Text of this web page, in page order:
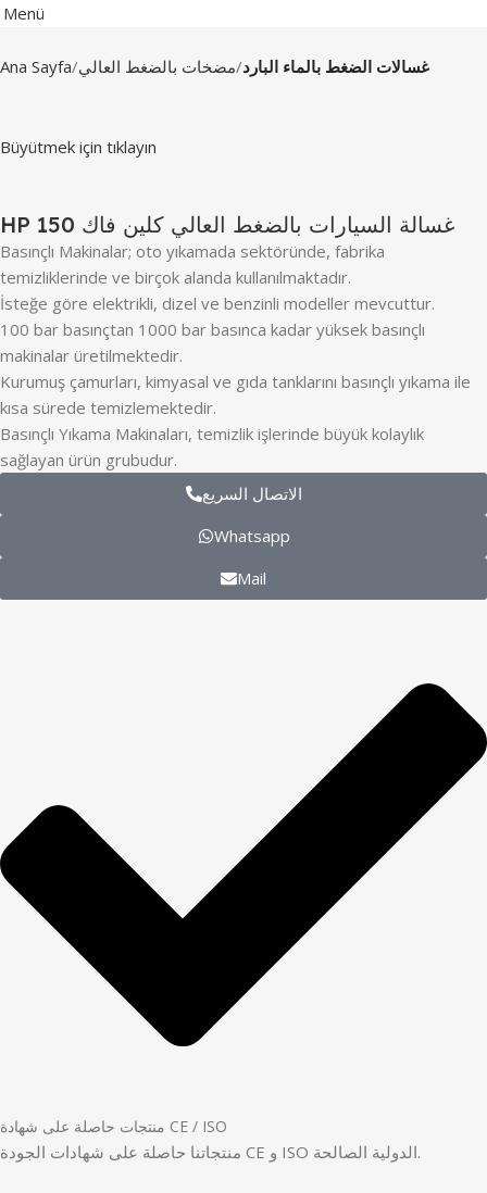
Menü
Ana Sayfa مضخات بالضغط العالي غسالات الضغط بالماء البارد
Büyütmek için tıklayın
HP 150 غسالة السيارات بالضغط العالي كلين فاك
Basınçlı Makinalar; oto yıkamada sektöründe, fabrika
temizliklerinde ve birçok alanda kullanılmaktadır.
İsteğe göre elektrikli, dizel ve benzinli modeller mevcuttur.
100 bar basınçtan 1000 bar basınca kadar yüksek basınçlı
makinalar üretilmektedir.
Kurumuş çamurları, kimyasal ve gıda tanklarını basınçlı yıkama ile
kısa sürede temizlemektedir.
Basınçlı Yıkama Makinaları, temizlik işlerinde büyük kolaylık
sağlayan ürün grubudur.
الاتصال السريع
Whatsapp
Mail
منتجات حاصلة على شهادة CE / ISO
منتجاتنا حاصلة على شهادات الجودة CE و ISO الدولية الصالحة.